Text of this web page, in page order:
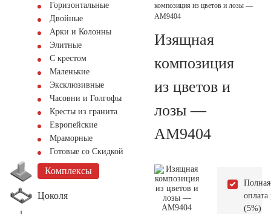
Горизонтальные
Двойные
Арки и Колонны
Элитные
С крестом
Маленькие
Эксклюзивные
Часовни и Голгофы
Кресты из гранита
Европейские
Мраморные
Готовые со Скидкой
Комплексы
Цоколя
композиция из цветов и лозы —
AM9404
Изящная
композиция
из цветов и
лозы —
AM9404
Полная
оплата
(5%)